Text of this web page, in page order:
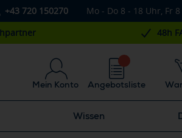
+43 720 150270 Mo - Do 8 - 18 Uhr, Fr
48h
Mein Konto Angebotsliste
Wissen